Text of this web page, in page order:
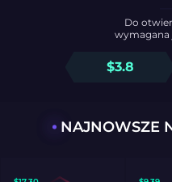
$3.8
Do
wymagana
NAJNOWSZE